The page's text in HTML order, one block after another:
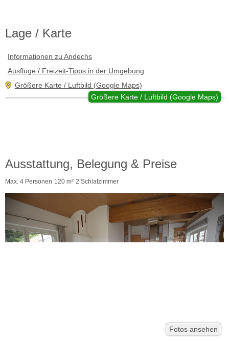
Lage / Karte
Informationen zu Andechs
Ausflüge / Freizeit-Tipps in der Umgebung
Größere Karte / Luftbild (Google Maps)
Größere Karte / Luftbild (Google Maps)
Ausstattung, Belegung & Preise
Max. 4 Personen 120 m² 2 Schlafzimmer
Fotos ansehen